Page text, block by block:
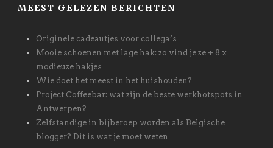
MEEST GELEZEN BERICHTEN
Originele cadeautjes voor collega’s
Mooie schoenen met lage hak: zo vind je ze + 8 x
modieuze hakjes
Wie doet het meest in het huishouden?
Project Coffeebar: wat zijn de beste werkhotspots in
Antwerpen?
Zelfstandige in bijberoep worden als Belgische
blogger? Dit is wat je moet weten